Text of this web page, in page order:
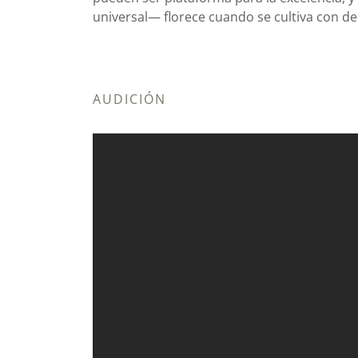
universal— florece cuando se cultiva con
AUDICIÓN